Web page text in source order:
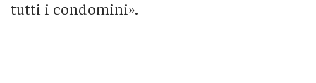
tutti i condomini».